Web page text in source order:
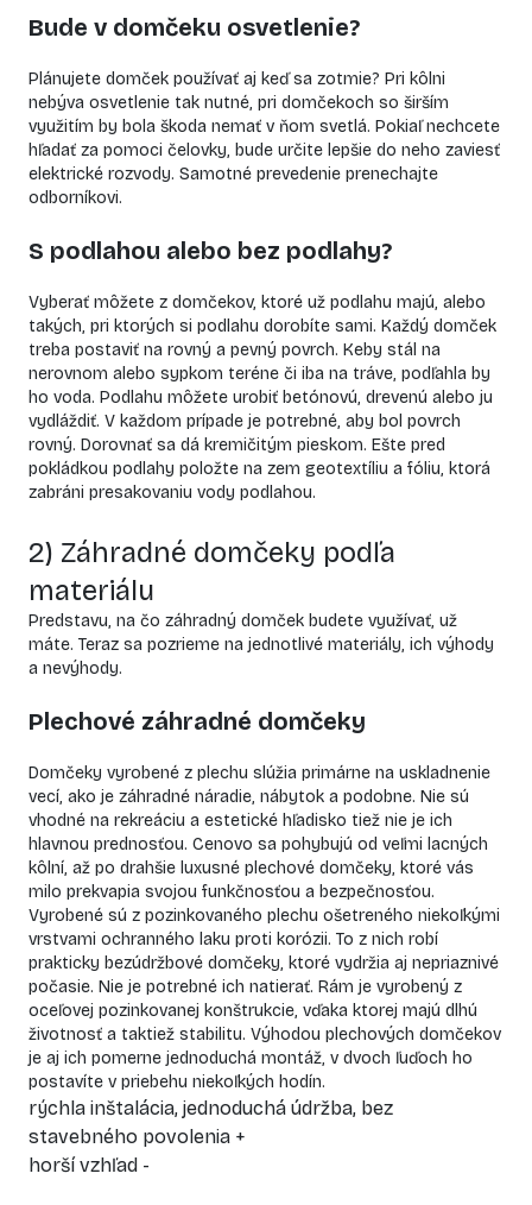
Bude v domčeku osvetlenie?
Plánujete domček používať aj keď sa zotmie? Pri kôlni
nebýva osvetlenie tak nutné, pri domčekoch so širším
využitím by bola škoda nemať v ňom svetlá. Pokiaľ nechcete
hľadať za pomoci čelovky, bude určite lepšie do neho zaviesť
elektrické rozvody. Samotné prevedenie prenechajte
odborníkovi.
S podlahou alebo bez podlahy?
Vyberať môžete z domčekov, ktoré už podlahu majú, alebo
takých, pri ktorých si podlahu dorobíte sami. Každý domček
treba postaviť na rovný a pevný povrch. Keby stál na
nerovnom alebo sypkom teréne či iba na tráve, podľahla by
ho voda. Podlahu môžete urobiť betónovú, drevenú alebo ju
vydláždiť. V každom prípade je potrebné, aby bol povrch
rovný. Dorovnať sa dá kremičitým pieskom. Ešte pred
pokládkou podlahy položte na zem geotextíliu a fóliu, ktorá
zabráni presakovaniu vody podlahou.
2) Záhradné domčeky podľa
materiálu
Predstavu, na čo záhradný domček budete využívať, už
máte. Teraz sa pozrieme na jednotlivé materiály, ich výhody
a nevýhody.
Plechové záhradné domčeky
Domčeky vyrobené z plechu slúžia primárne na uskladnenie
vecí, ako je záhradné náradie, nábytok a podobne. Nie sú
vhodné na rekreáciu a estetické hľadisko tiež nie je ich
hlavnou prednosťou. Cenovo sa pohybujú od veľmi lacných
kôlní, až po drahšie luxusné plechové domčeky, ktoré vás
milo prekvapia svojou funkčnosťou a bezpečnosťou.
Vyrobené sú z pozinkovaného plechu ošetreného niekoľkými
vrstvami ochranného laku proti korózii. To z nich robí
prakticky bezúdržbové domčeky, ktoré vydržia aj nepriaznivé
počasie. Nie je potrebné ich natierať. Rám je vyrobený z
oceľovej pozinkovanej konštrukcie, vďaka ktorej majú dlhú
životnosť a taktiež stabilitu. Výhodou plechových domčekov
je aj ich pomerne jednoduchá montáž, v dvoch ľuďoch ho
postavíte v priebehu niekoľkých hodín.
rýchla inštalácia, jednoduchá údržba, bez
stavebného povolenia +
horší vzhľad -